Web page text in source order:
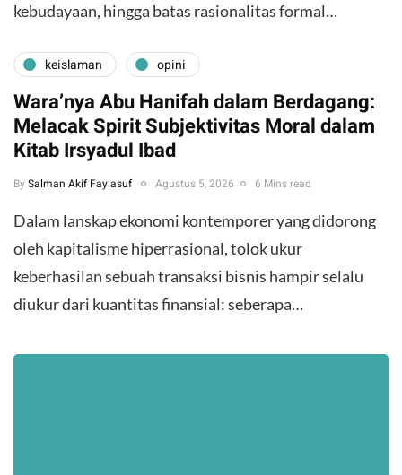
kebudayaan, hingga batas rasionalitas formal…
keislaman opini
Wara’nya Abu Hanifah dalam Berdagang:
Melacak Spirit Subjektivitas Moral dalam
Kitab Irsyadul Ibad
By Salman Akif Faylasuf Agustus 5, 2026 6 Mins read
Dalam lanskap ekonomi kontemporer yang didorong
oleh kapitalisme hiperrasional, tolok ukur
keberhasilan sebuah transaksi bisnis hampir selalu
diukur dari kuantitas finansial: seberapa…